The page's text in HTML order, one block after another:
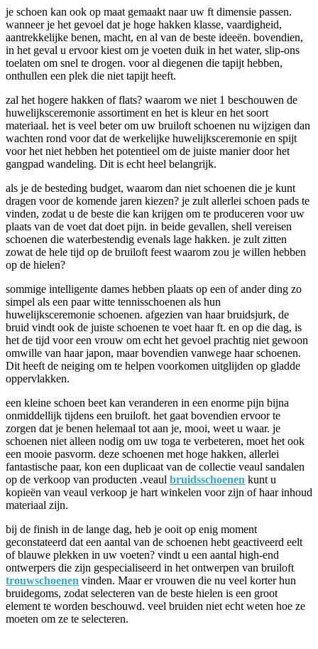
je schoen kan ook op maat gemaakt naar uw ft dimensie passen.
wanneer je het gevoel dat je hoge hakken klasse, vaardigheid,
aantrekkelijke benen, macht, en al van de beste ideeën. bovendien,
in het geval u ervoor kiest om je voeten duik in het water, slip-ons
toelaten om snel te drogen. voor al diegenen die tapijt hebben,
onthullen een plek die niet tapijt heeft.
zal het hogere hakken of flats? waarom we niet 1 beschouwen de
huwelijksceremonie assortiment en het is kleur en het soort
materiaal. het is veel beter om uw bruiloft schoenen nu wijzigen dan
wachten rond voor dat de werkelijke huwelijksceremonie en spijt
voor het niet hebben het potentieel om de juiste manier door het
gangpad wandeling. Dit is echt heel belangrijk.
als je de besteding budget, waarom dan niet schoenen die je kunt
dragen voor de komende jaren kiezen? je zult allerlei schoen pads te
vinden, zodat u de beste die kan krijgen om te produceren voor uw
plaats van de voet dat doet pijn. in beide gevallen, shell vereisen
schoenen die waterbestendig evenals lage hakken. je zult zitten
zowat de hele tijd op de bruiloft feest waarom zou je willen hebben
op de hielen?
sommige intelligente dames hebben plaats op een of ander ding zo
simpel als een paar witte tennisschoenen als hun
huwelijksceremonie schoenen. afgezien van haar bruidsjurk, de
bruid vindt ook de juiste schoenen te voet haar ft. en op die dag, is
het de tijd voor een vrouw om echt het gevoel prachtig niet gewoon
omwille van haar japon, maar bovendien vanwege haar schoenen.
Dit heeft de neiging om te helpen voorkomen uitglijden op gladde
oppervlakken.
een kleine schoen beet kan veranderen in een enorme pijn bijna
onmiddellijk tijdens een bruiloft. het gaat bovendien ervoor te
zorgen dat je benen helemaal tot aan je, mooi, weet u waar. je
schoenen niet alleen nodig om uw toga te verbeteren, moet het ook
een mooie pasvorm. deze schoenen met hoge hakken, allerlei
fantastische paar, kon een duplicaat van de collectie veaul sandalen
op de verkoop van producten .veaul bruidsschoenen kunt u
kopieën van veaul verkoop je hart winkelen voor zijn of haar inhoud
materiaal zijn.
bij de finish in de lange dag, heb je ooit op enig moment
geconstateerd dat een aantal van de schoenen hebt geactiveerd eelt
of blauwe plekken in uw voeten? vindt u een aantal high-end
ontwerpers die zijn gespecialiseerd in het ontwerpen van bruiloft
trouwschoenen vinden. Maar er vrouwen die nu veel korter hun
bruidegoms, zodat selecteren van de beste hielen is een groot
element te worden beschouwd. veel bruiden niet echt weten hoe ze
moeten om ze te selecteren.